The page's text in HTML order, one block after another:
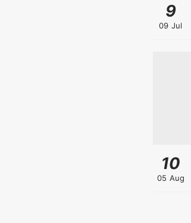
9
09 Jul
10
05 Aug